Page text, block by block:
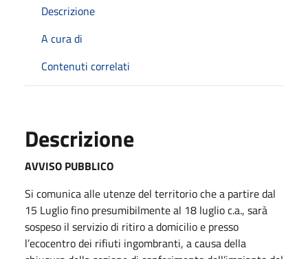
Descrizione
A cura di
Contenuti correlati
Descrizione
AVVISO PUBBLICO
Si comunica alle utenze del territorio che a partire dal
15 Luglio fino presumibilmente al 18 luglio c.a., sarà
sospeso il servizio di ritiro a domicilio e presso
l’ecocentro dei rifiuti ingombranti, a causa della